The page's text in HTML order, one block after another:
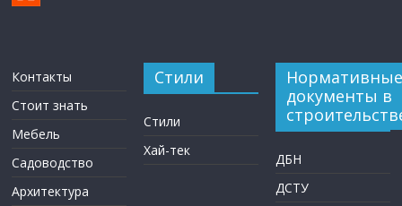
Контакты
Стоит знать
Мебель
Садоводство
Архитектура
Стили
Стили
Хай-тек
Нормативные
документы в
ДБН
ДСТУ